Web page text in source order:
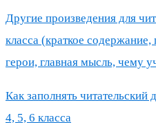
Другие произведения для
класса (краткое содержание,
герои, главная мысль, чему
Как заполнять читательский
4, 5, 6 класса